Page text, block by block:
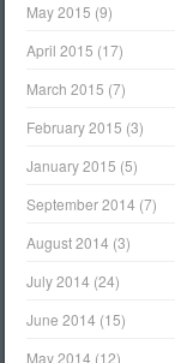
May 2015 (9)
April 2015 (17)
March 2015 (7)
February 2015 (3)
January 2015 (5)
September 2014 (7)
August 2014 (3)
July 2014 (24)
June 2014 (15)
May 2014 (12)